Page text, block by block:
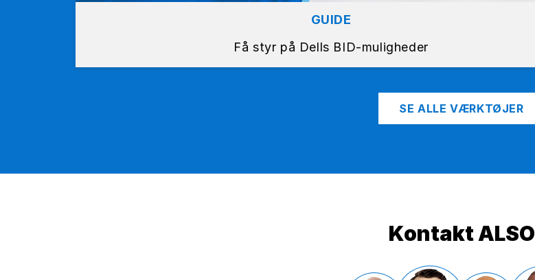
GUIDE
Få styr på Dells BID-muligheder
SE ALLE VÆRKTØJER
Kontakt ALSO